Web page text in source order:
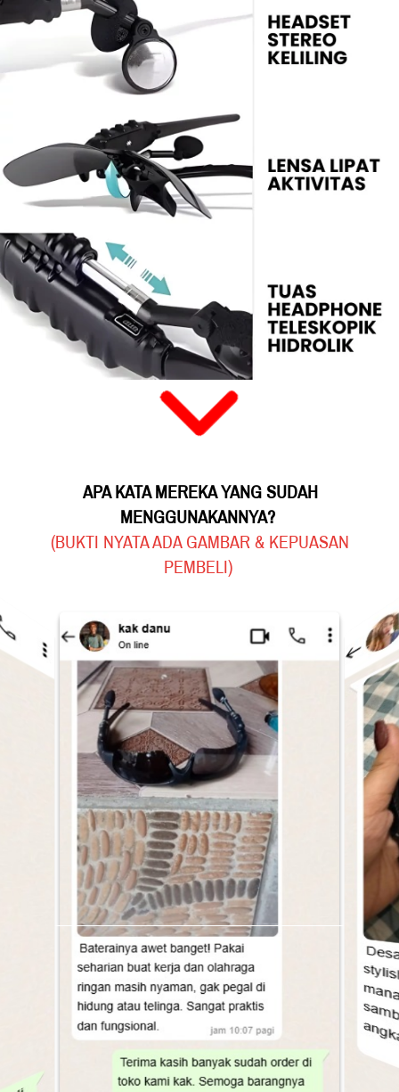
APA KATA MEREKA YANG SUDAH
MENGGUNAKANNYA?
(BUKTI NYATA ADA GAMBAR & KEPUASAN
PEMBELI)